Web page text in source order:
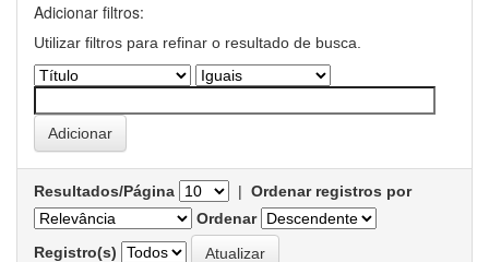
Adicionar filtros:
Utilizar filtros para refinar o resultado de busca.
Resultados/Página | Ordenar registros por
Ordenar
Registro(s)